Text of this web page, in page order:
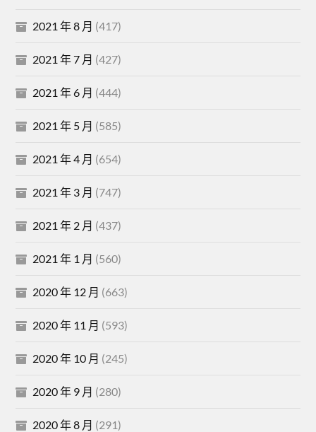
2021 年 8 月 (417)
2021 年 7 月 (427)
2021 年 6 月 (444)
2021 年 5 月 (585)
2021 年 4 月 (654)
2021 年 3 月 (747)
2021 年 2 月 (437)
2021 年 1 月 (560)
2020 年 12 月 (663)
2020 年 11 月 (593)
2020 年 10 月 (245)
2020 年 9 月 (280)
2020 年 8 月 (291)